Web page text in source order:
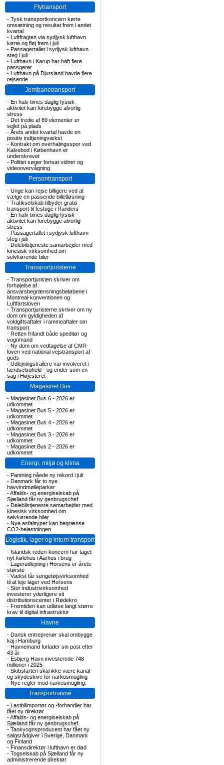
Flytransport
- Tysk transportkoncern kørte
omsætning og resultat frem i andet
kvartal
- Luftfragten via sydjysk lufthavn
kørte og fløj frem i juli
- Passagertallet i sydjysk lufthavn
steg i juli
- Lufthavn i Karup har haft flere
passgerer
- Lufthavn på Djursland havde flere
rejsende
Jernbanetransport
- En halv times daglig fysisk
aktivitet kan forebygge alvorlig
stress
- Det tredie af 89 elementer er
sejlet på plads
- Årets andet kvartal havde en
positiv indtjeningvækst
- Kontrakt om overhalingsspor ved
Kalvebod i København er
underskrevet
- Politiet søger fortsat vidner og
videoovervågning
Persontransport
- Unge kan rejse billigere ved at
vælge en passende billetløsning
- Trafikselskab tilbyder gratis
transport til festuge i Randers
- En halv times daglig fysisk
aktivitet kan forebygge alvorlig
stress
- Passagertallet i sydjysk lufthavn
steg i juli
- Delebilstjeneste samarbejder med
kinesisk virksomhed om
selvkørende biler
Transportjuristerne
- Transportjuristen skriver om
forhøjelse af
ansvarsbegrænsningsbeløbene i
Montreal-konventionen og
Luftfartsloven
- Transportjuristerne skriver om ny
dom om gyldigheden af
voldgiftsaftaler i rammeaftaler om
transport
- Retten frifandt både speditør og
vognmand
- Ny dom om vedtagelse af CMR-
loven ved national vejstransport af
gods
- Udlejningstrailere var involveret i
færdselsuheld - og ender som en
sag i Højesteret
Magasinet Bus
- Magasinet Bus 6 - 2026 er
udkommet
- Magasinet Bus 5 - 2026 er
udkommet
- Magasinet Bus 4 - 2026 er
udkommet
- Magasinet Bus 3 - 2026 er
udkommet
- Magasinet Bus 2 - 2026 er
udkommet
Energi, miljø og klima
- Pantning nåede ny rekord i juli
- Danmark får to nye
havvindmølleparker
-Affalds- og energiselskab på
Sjælland får ny genbrugschef
- Delebilstjeneste samarbejder med
kinesisk virksomhed om
selvkørende biler
- Nye asfalttyper kan begrænse
CO2-belastningen
Logistik, lager og intern transport
- Islandsk rederi-koncern har taget
nyt kølehus i Aarhus i brug
- Lagerudlejning i Horsens er årets
største
- Vækst får sengetøjsvirksomhed
til at leje lager ved Horsens
- Stor industrivirksomhed
investerer yderligere sit
distributionscenter i Rødekro
- Fremtiden kan udløse langt større
krav til digital infrastruktur
Havne
- Dansk entreprenør skal ombygge
kaj i Hamburg
- Havnemand forlader sin post efter
43 år
- Esbjerg Havn investerede 748
millioner i 2025
- Skibsfarten skal ikke være kanal
og skydeskive for narkosmugling
- Nye regler mod narkosmugling:
Transportnavne
- Lastbilimportør og -forhandler har
fået ny direktør
-Affalds- og energiselskab på
Sjælland får ny genbrugschef
- Tankvognsproducent har fået ny
salgsrådgiver i Sverige, Danmark
og Finland
- Finansdirektør i lufthavn er død
- Togselskab på Sjælland får ny
administrerende direktør